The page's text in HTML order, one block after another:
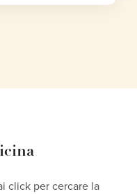
click per cercare la